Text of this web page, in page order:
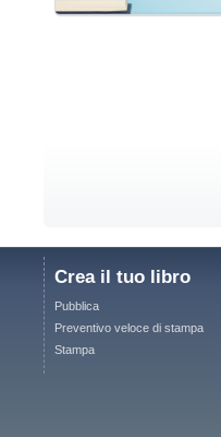
Crea il tuo libro
Pubblica
Preventivo veloce di stampa
Stampa